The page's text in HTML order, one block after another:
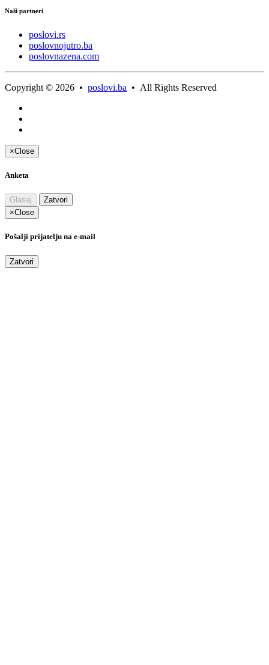
Naši partneri
poslovi.rs
poslovnojutro.ba
poslovnazena.com
Copyright © 2026 • poslovi.ba • All Rights Reserved
×Close
Anketa
Glasaj
Zatvori
×Close
Pošalji prijatelju na e-mail
Zatvori